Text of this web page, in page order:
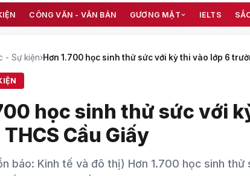
CÔNG VĂN - VĂN BẢN GƯƠNG MẶT IELTS
- Sự kiện›Hơn 1.700 học sinh thử sức với kỳ thi vào lớp 6
học sinh thử sức với
Cầu Giấy
báo: Kinh tế và đô thị) Hơn 1.700 học sinh